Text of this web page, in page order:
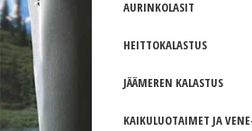
AURINKOLASIT
HEITTOKALASTUS
JÄÄMEREN KALASTUS
KAIKULUOTAIMET JA